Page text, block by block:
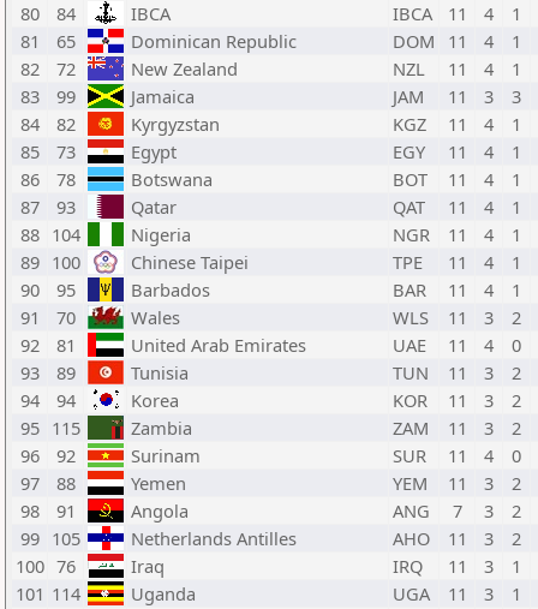
80
84 IBCA IBCA 11 4
1
81
65 Dominican Republic DOM 11 4
1
82
72 New Zealand NZL 11 4
1
83
99 Jamaica JAM 11 3
3
84
82 Kyrgyzstan KGZ 11 4
1
85
73 Egypt EGY 11 4
1
86
78 Botswana BOT 11 4
1
87
93 Qatar QAT 11 4
1
88 104 Nigeria NGR 11 4
1
89 100 Chinese Taipei TPE 11 4
1
90
95 Barbados BAR 11 4
1
91
70 Wales WLS 11 3
2
92
81 United Arab Emirates UAE 11 4
0
93
89 Tunisia TUN 11 3
2
94
94 Korea KOR 11 3
2
95 115 Zambia ZAM 11 3
2
96
92 Surinam SUR 11 4
0
97
88 Yemen YEM 11 3
2
98
91 Angola ANG 7 3
2
99 105 Netherlands Antilles AHO 11 3
2
100 76 Iraq IRQ 11 3
1
101 114 Uganda UGA 11 3 1